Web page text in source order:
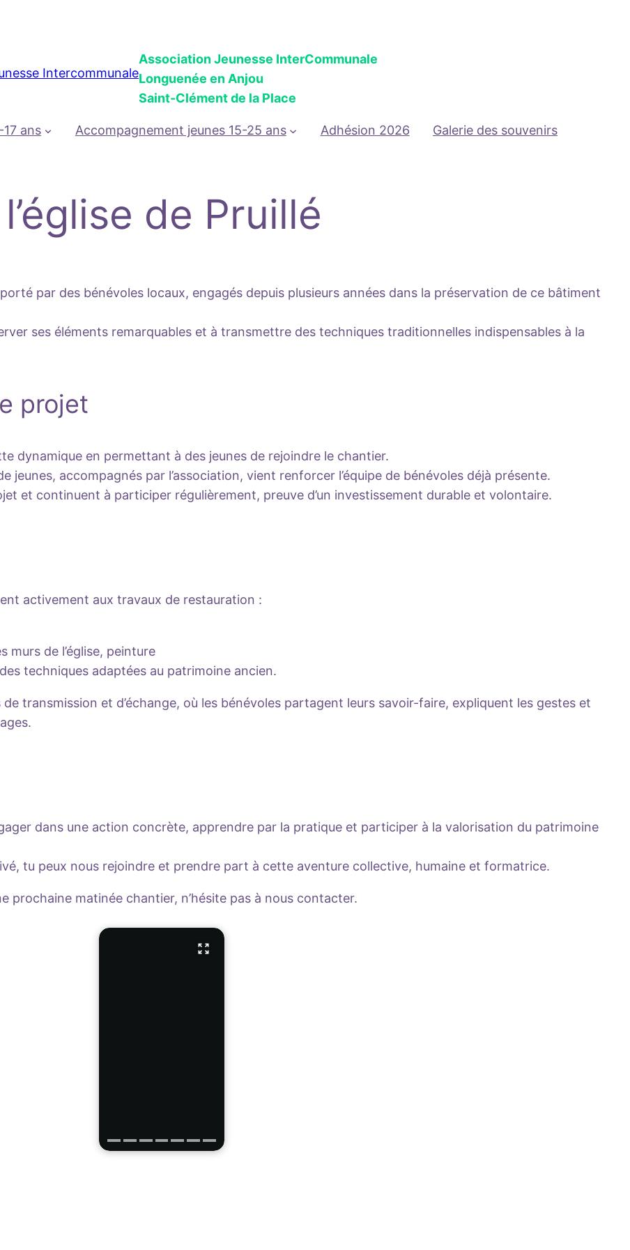
Association Jeunesse InterCommunale
Longuenée en Anjou
Saint-Clément de la Place
ans Accompagnement jeunes 15-25 ans Adhésion 2026 Galerie des souvenirs
de Pruillé
par des bénévoles locaux, engagés depuis plusieurs années dans la préservation de ce bâtiment
ses éléments remarquables et à transmettre des techniques traditionnelles indispensables à la
projet
dynamique en permettant à des jeunes de rejoindre le chantier.
jeunes, accompagnés par l’association, vient renforcer l’équipe de bénévoles déjà présente.
et continuent à participer régulièrement, preuve d’un investissement durable et volontaire.
activement aux travaux de restauration :
murs de l’église, peinture
techniques adaptées au patrimoine ancien.
transmission et d’échange, où les bénévoles partagent leurs savoir-faire, expliquent les gestes et
dans une action concrète, apprendre par la pratique et participer à la valorisation du patrimoine
tu peux nous rejoindre et prendre part à cette aventure collective, humaine et formatrice.
prochaine matinée chantier, n’hésite pas à nous contacter.